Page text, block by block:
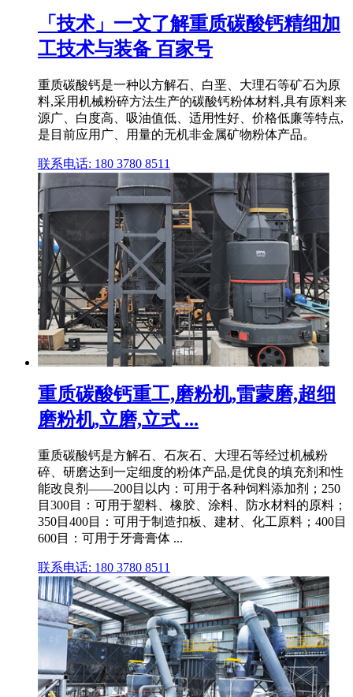
「技术」一文了解重质碳酸钙精细加
工技术与装备 百家号
重质碳酸钙是一种以方解石、白垩、大理石等矿石为原
料,采用机械粉碎方法生产的碳酸钙粉体材料,具有原料来
源广、白度高、吸油值低、适用性好、价格低廉等特点,
是目前应用广、用量的无机非金属矿物粉体产品。
联系电话: 180 3780 8511
重质碳酸钙重工,磨粉机,雷蒙磨,超细
磨粉机,立磨,立式 ...
重质碳酸钙是方解石、石灰石、大理石等经过机械粉
碎、研磨达到一定细度的粉体产品,是优良的填充剂和性
能改良剂——200目以内：可用于各种饲料添加剂；250
目300目：可用于塑料、橡胶、涂料、防水材料的原料；
350目400目：可用于制造扣板、建材、化工原料；400目
600目：可用于牙膏膏体 ...
联系电话: 180 3780 8511